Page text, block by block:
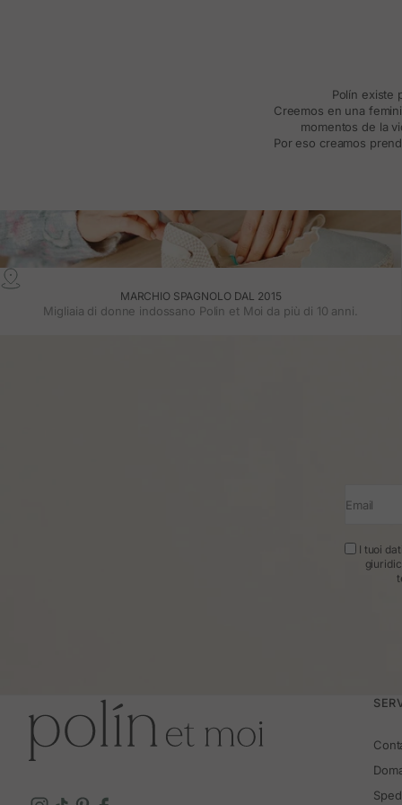
Polín existe
Creemos en una
momentos de la
Por eso creamos
MARCHIO SPAGNOLO DAL 2015
Migliaia di donne indossano Polin et Moi da più di 10 anni.
Email
I tuoi